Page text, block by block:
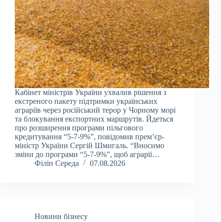
Кабінет міністрів України ухвалив рішення з
екстреного пакету підтримки українських
аграріїв через російський терор у Чорному морі
та блокування експортних маршрутів. Йдеться
про розширення програми пільгового
кредитування “5-7-9%”, повідомив прем’єр-
міністр України Сергій Шмигаль. “Вносимо
зміни до програми “5-7-9%”, щоб аграрії…
Філіп Середа
07.08.2026
Новини бізнесу